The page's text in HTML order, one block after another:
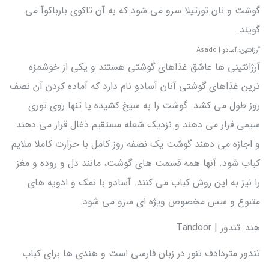
گوشت و نان تورتیلا سرو می شود که به آن تاکوی بارباکوآ می
گویند.
آرژانتین: آسادو | Asado
آرژانتینی ها عاشق غذاهای گوشتی هستند و یکی از خوشمزه
ترین غذاهای گوشتی آنان آسادو نام دارد که آماده کردن آن نصف
روز طول می کشد. گوشت را به سیخ کشیده یا تنها روی توری
سیمی قرار می دهند و نزدیک شعله مستقیم ذغال قرار می دهند
و اجازه می دهند گوشت یک نصفه روز کامل با حرارت کاملا ملایم
کباب شود. آنها همه قسمت های گوشت، مانند دل و روده و مغز
را نیز به این روش کباب می کنند. آسادو با نمک و ادویه های
متنوع و سس مخصوص ویژه ای سرو می شود.
هند: تندور | Tandoor
تندور متردادف تنور در زبان فارسی است و هندی ها برای کباب